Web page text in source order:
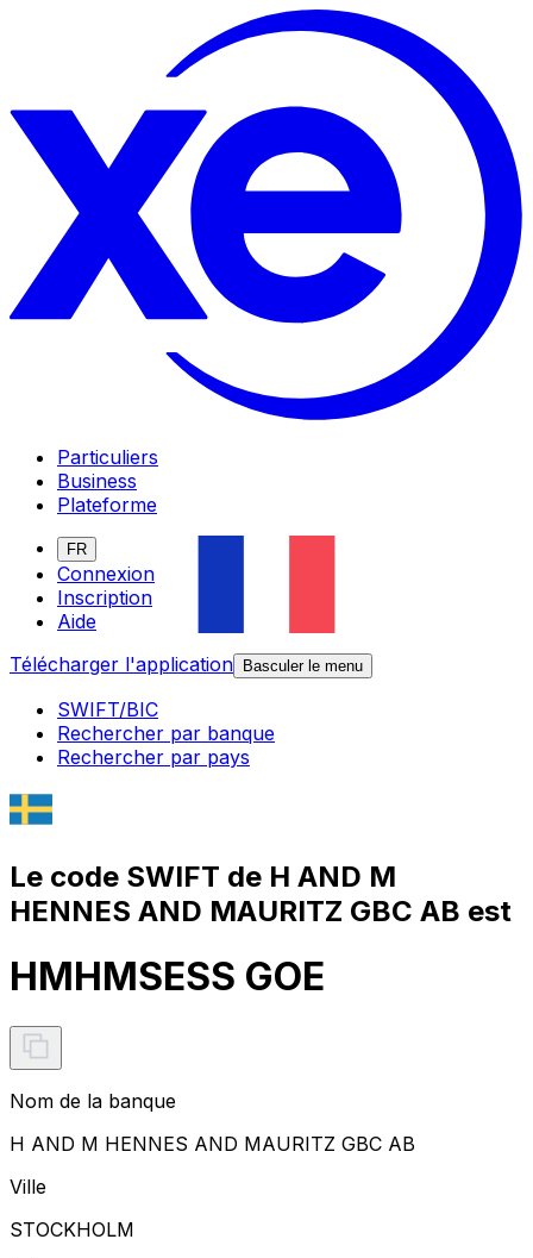
Particuliers
Business
Plateforme
FR
Connexion
Inscription
Aide
Télécharger l'application
Basculer le menu
SWIFT/BIC
Rechercher par banque
Rechercher par pays
Le code SWIFT de H AND M
HENNES AND MAURITZ GBC AB est
HMHMSESS GOE
Nom de la banque
H AND M HENNES AND MAURITZ GBC AB
Ville
STOCKHOLM